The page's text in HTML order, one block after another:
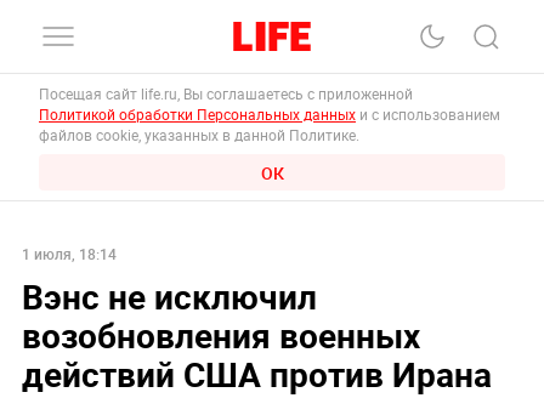
Посещая сайт life.ru, Вы соглашаетесь с приложенной
Политикой обработки Персональных данных и с использованием
файлов cookie, указанных в данной Политике.
ОК
1 июля, 18:14
Вэнс не исключил
возобновления военных
действий США против Ирана